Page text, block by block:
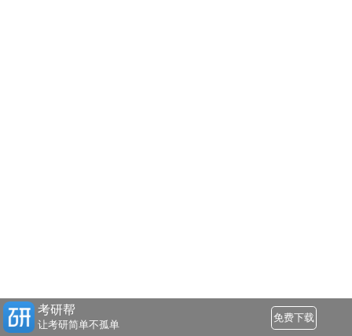
考研帮
让考研简单不孤单
免费下载